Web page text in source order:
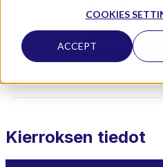
COOKIES
ACCEPTOTA YHTEYTTÄ
Kierroksen tiedot